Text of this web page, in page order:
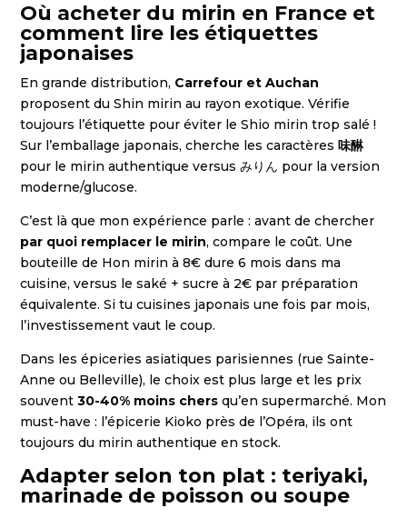
Où acheter du mirin en France et
comment lire les étiquettes
japonaises
En grande distribution, Carrefour et Auchan
proposent du Shin mirin au rayon exotique. Vérifie
toujours l’étiquette pour éviter le Shio mirin trop salé !
Sur l’emballage japonais, cherche les caractères味醂
pour le mirin authentique versus みりん pour la version
moderne/glucose.
C’est là que mon expérience parle : avant de chercher
par quoi remplacer le mirin, compare le coût. Une
bouteille de Hon mirin à 8€ dure 6 mois dans ma
cuisine, versus le saké + sucre à 2€ par préparation
équivalente. Si tu cuisines japonais une fois par mois,
l’investissement vaut le coup.
Dans les épiceries asiatiques parisiennes (rue Sainte-
Anne ou Belleville), le choix est plus large et les prix
souvent30-40% moins chers qu’en supermarché. Mon
must-have : l’épicerie Kioko près de l’Opéra, ils ont
toujours du mirin authentique en stock.
Adapter selon ton plat : teriyaki,
marinade de poisson ou soupe